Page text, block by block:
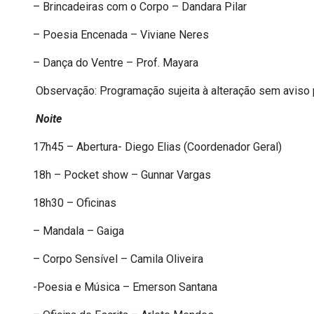
– Brincadeiras com o Corpo – Dandara Pilar
– Poesia Encenada – Viviane Neres
– Dança do Ventre – Prof. Mayara
Observação: Programação sujeita à alteração sem aviso
Noite
17h45 – Abertura- Diego Elias (Coordenador Geral)
18h – Pocket show – Gunnar Vargas
18h30 – Oficinas
– Mandala – Gaiga
– Corpo Sensível – Camila Oliveira
-Poesia e Música – Emerson Santana